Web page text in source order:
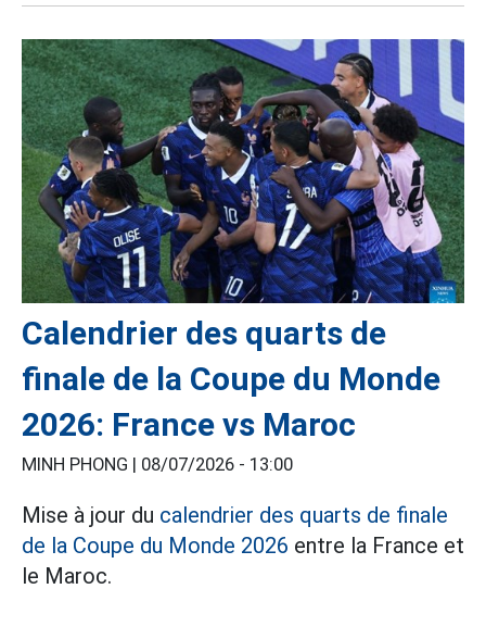
Calendrier des quarts de
finale de la Coupe du Monde
2026: France vs Maroc
MINH PHONG | 08/07/2026 - 13:00
Mise à jour du calendrier des quarts de finale
de la Coupe du Monde 2026 entre la France et
le Maroc.